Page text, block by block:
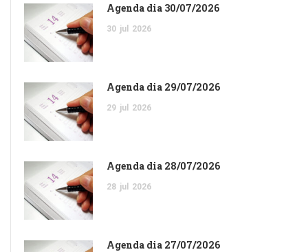
Agenda dia 30/07/2026
30 jul 2026
Agenda dia 29/07/2026
29 jul 2026
Agenda dia 28/07/2026
28 jul 2026
Agenda dia 27/07/2026